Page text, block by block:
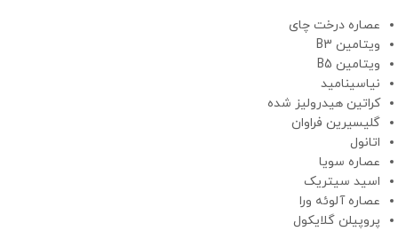
عصاره درخت چای
ویتامین B3
ویتامین B5
نیاسینامید
کراتین هیدرولیز شده
گلیسیرین فراوان
اتانول
عصاره سویا
اسید سیتریک
عصاره آلوئه ورا
پروپیلن گلایکول